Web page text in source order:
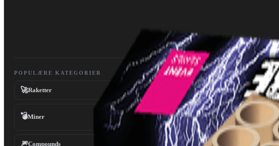
POPULÆRE KATEGORIER
🚀Raketter
💣Miner
🎆Compounds